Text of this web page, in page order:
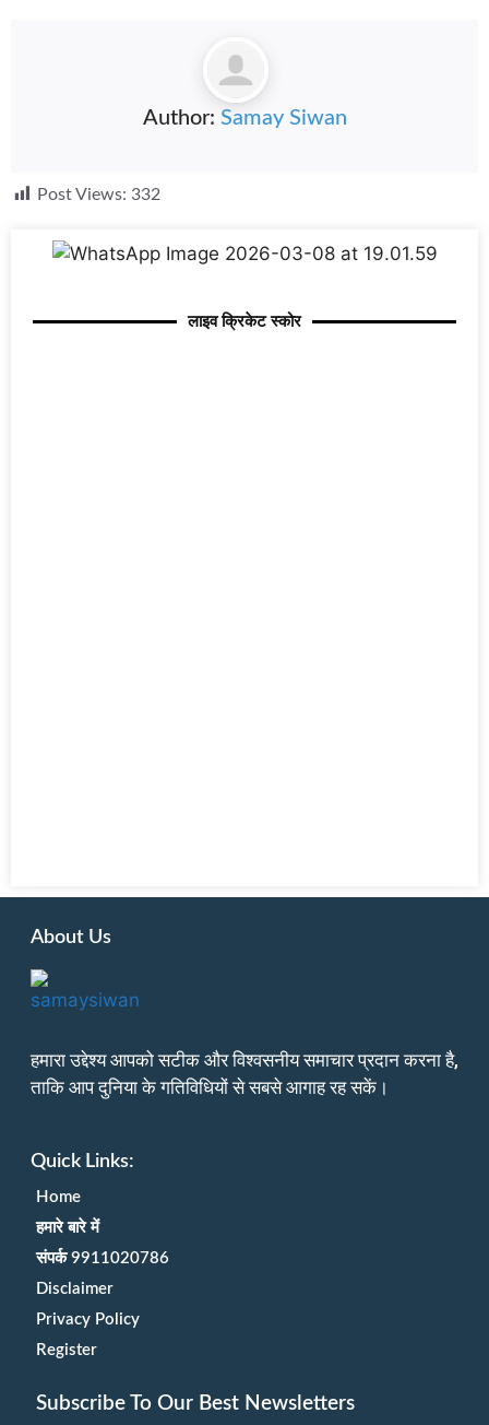
Author: Samay Siwan
Post Views: 332
लाइव क्रिकेट स्कोर
About Us
हमारा उद्देश्य आपको सटीक और विश्वसनीय समाचार प्रदान करना है,
ताकि आप दुनिया के गतिविधियों से सबसे आगाह रह सकें।
Quick Links:
Home
हमारे बारे में
संपर्क 9911020786
Disclaimer
Privacy Policy
Register
Subscribe To Our Best Newsletters